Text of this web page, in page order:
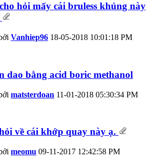
hỏi mấy cái bruless khủng này
Vanhiep96 18-05-2018 10:01:18 PM
dao bằng acid boric methanol
matsterdoan 11-01-2018 05:30:34 PM
về cái khớp quay này ạ.
meomu 09-11-2017 12:42:58 PM